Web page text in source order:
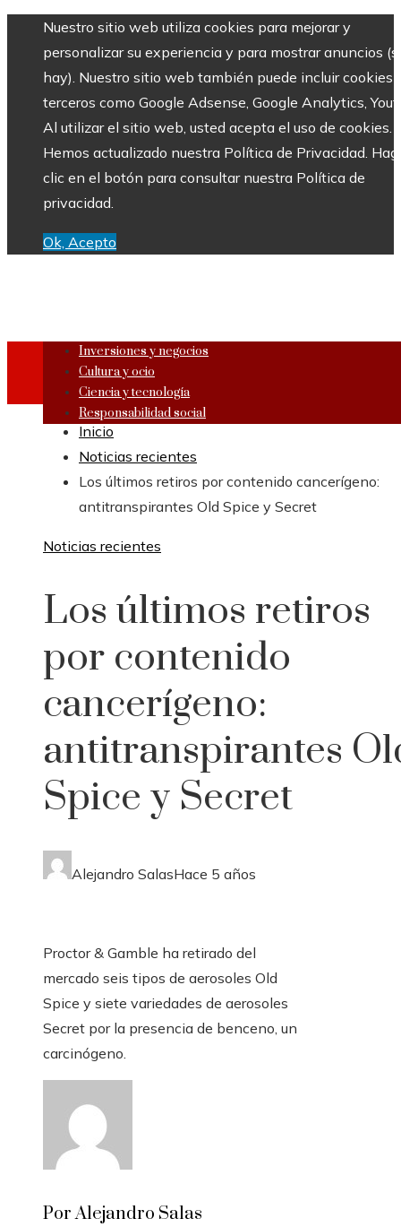
Nuestro sitio web utiliza cookies para mejorar y
personalizar su experiencia y para mostrar anuncios
hay). Nuestro sitio web también puede incluir cookies
terceros como Google Adsense, Google Analytics,
Al utilizar el sitio web, usted acepta el uso de cookies.
Hemos actualizado nuestra Política de Privacidad.
clic en el botón para consultar nuestra Política de
privacidad.
Ok, Acepto
Inversiones y negocios
Cultura y ocio
Ciencia y tecnología
Responsabilidad social
Inicio
Noticias recientes
Los últimos retiros por contenido cancerígeno:
antitranspirantes Old Spice y Secret
Noticias recientes
Los últimos retiros
por contenido
cancerígeno:
antitranspirantes
Spice y Secret
Alejandro SalasHace 5 años
Proctor & Gamble ha retirado del
mercado seis tipos de aerosoles Old
Spice y siete variedades de aerosoles
Secret por la presencia de benceno, un
carcinógeno.
Por Alejandro Salas